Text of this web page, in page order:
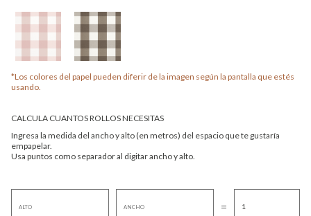
*Los colores del papel pueden diferir de la imagen según la pantalla que estés
usando.
CALCULA CUANTOS ROLLOS NECESITAS
Ingresa la medida del ancho y alto (en metros) del espacio que te gustaría
empapelar.
Usa puntos como separador al digitar ancho y alto.
=